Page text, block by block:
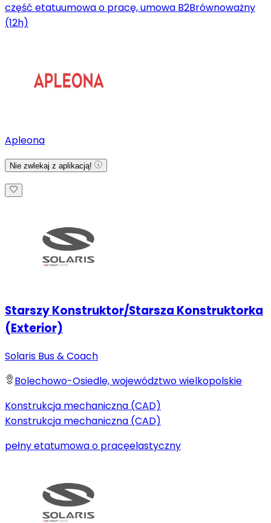
część etatuumowa o pracę, umowa B2Brównoważny
(12h)
Apleona
Nie zwlekaj z aplikacją!
Starszy Konstruktor/Starsza Konstruktorka
(Exterior)
Solaris Bus & Coach
Bolechowo-Osiedle, województwo wielkopolskie
Konstrukcja mechaniczna (CAD)
Konstrukcja mechaniczna (CAD)
pełny etatumowa o pracęelastyczny